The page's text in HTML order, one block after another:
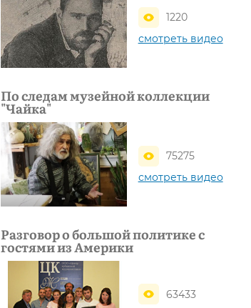
1220
смотреть видео
По следам музейной коллекции
"Чайка"
75275
смотреть видео
Разговор о большой политике с
гостями из Америки
63433